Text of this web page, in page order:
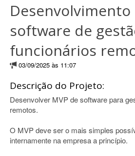
Desenvolvimento
software de
funcionários
03/09/2025 às 11:07
Descrição do Projeto:
Desenvolver MVP de software para
remotos.
O MVP deve ser o mais simples
internamente na empresa a princípio.